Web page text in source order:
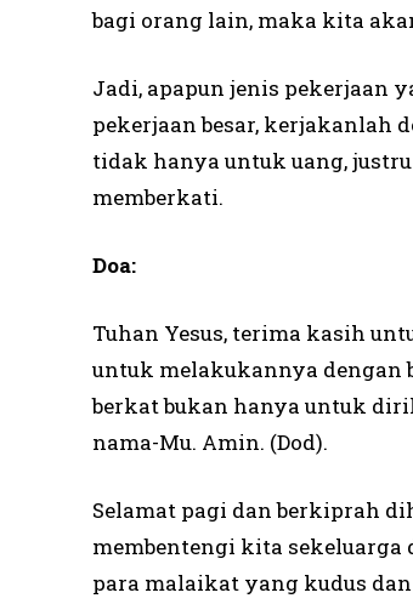
bagi orang lain, maka kita
Jadi, apapun jenis pekerjaan
pekerjaan besar, kerjakanlah
tidak hanya untuk uang,
memberkati.
Doa:
Tuhan Yesus, terima kasih
untuk melakukannya dengan
berkat bukan hanya untuk
nama-Mu. Amin. (Dod).
Selamat pagi dan berkiprah
membentengi kita sekeluarga
para malaikat yang kudus